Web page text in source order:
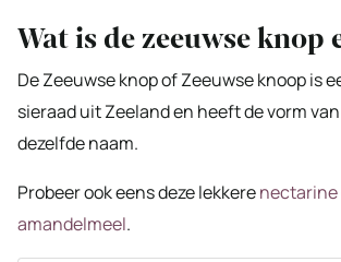
Wat is de zeeuwse
De Zeeuwse knop of Zeeuwse knoop is
sieraad uit Zeeland en heeft de vorm
dezelfde naam.
Probeer ook eens deze lekkerenectarine
amandelmeel.